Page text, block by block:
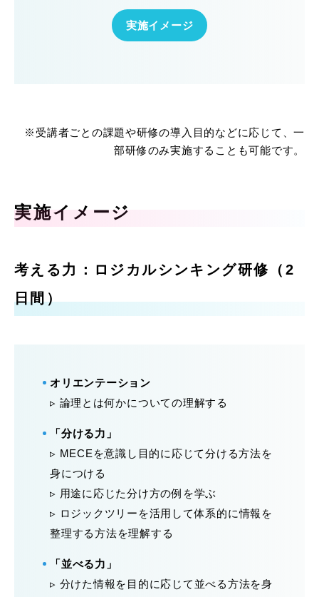
実施イメージ
※受講者ごとの課題や研修の導入目的などに応じて、一
部研修のみ実施することも可能です。
実施イメージ
考える力：ロジカルシンキング研修（2
日間）
オリエンテーション
▹ 論理とは何かについての理解する
「分ける力」
▹ MECEを意識し目的に応じて分ける方法を
身につける
▹ 用途に応じた分け方の例を学ぶ
▹ ロジックツリーを活用して体系的に情報を
整理する方法を理解する
「並べる力」
▹ 分けた情報を目的に応じて並べる方法を身